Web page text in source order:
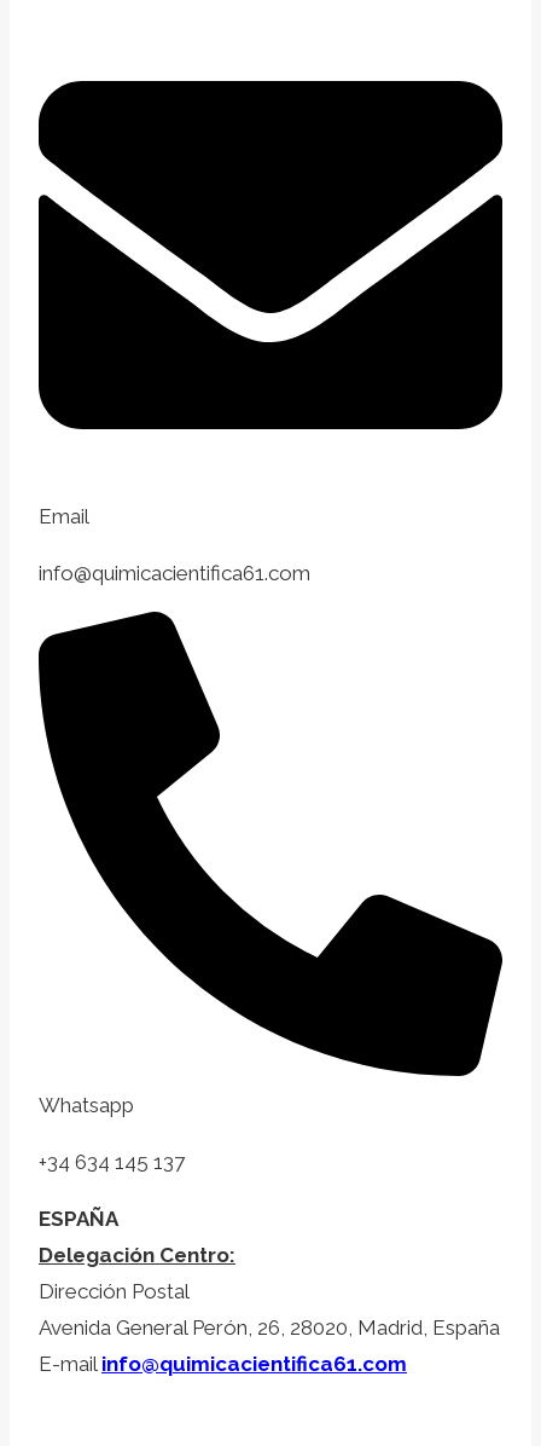
Email
info@quimicacientifica61.com
Whatsapp
+34 634 145 137
ESPAÑA
Delegación Centro:
Dirección Postal
Avenida General Perón, 26, 28020, Madrid, España
E-mail info@quimicacientifica61.com